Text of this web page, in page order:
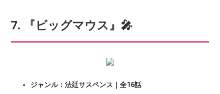
7. 『ビッグマウス』🎤
ジャンル：法廷サスペンス｜全16話